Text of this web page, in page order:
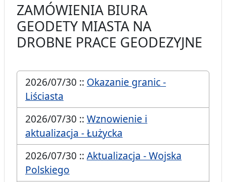
ZAMÓWIENIA BIURA
GEODETY MIASTA NA
DROBNE PRACE GEODEZYJNE
2026/07/30 :: Okazanie granic -
Liściasta
2026/07/30 :: Wznowienie i
aktualizacja - Łużycka
2026/07/30 :: Aktualizacja - Wojska
Polskiego